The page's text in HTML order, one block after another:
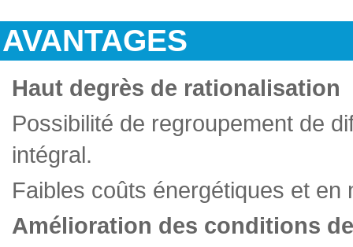
AVANTAGES
Haut degrès de rationalisation
Possibilité de regroupement de
intégral.
Faibles coûts énergétiques et en
Amélioration des conditions